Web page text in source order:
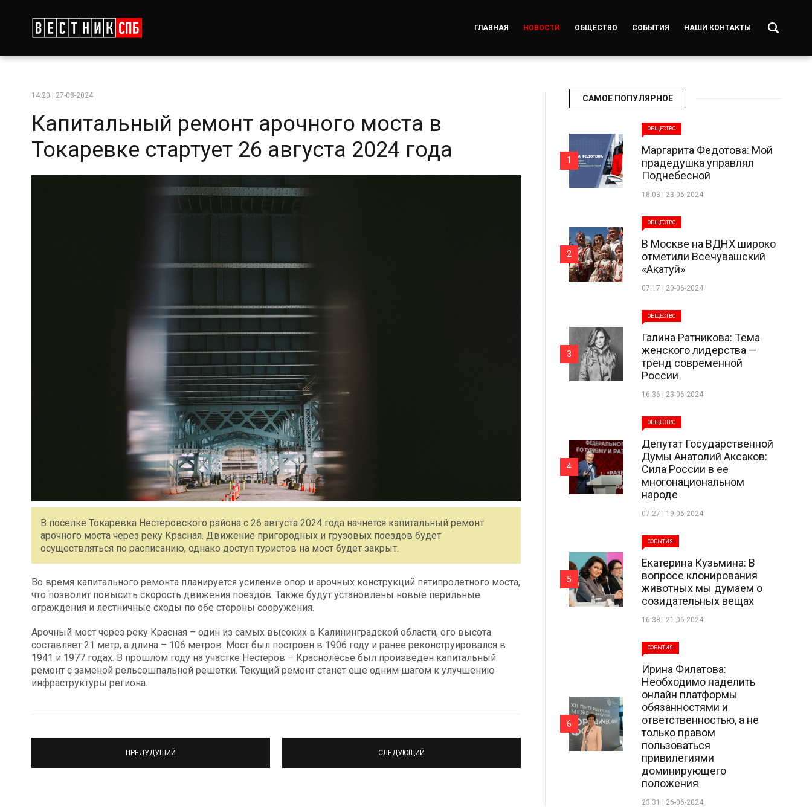
ГЛАВНАЯ НОВОСТИ ОБЩЕСТВО СОБЫТИЯ НАШИ КОНТАКТЫ
14:20 | 27-08-2024
Капитальный ремонт арочного моста в
Токаревке стартует 26 августа 2024 года
В поселке Токаревка Нестеровского района с 26 августа 2024 года начнется капитальный ремонт
арочного моста через реку Красная. Движение пригородных и грузовых поездов будет
осуществляться по расписанию, однако доступ туристов на мост будет закрыт.
Во время капитального ремонта планируется усиление опор и арочных конструкций пятипролетного моста,
что позволит повысить скорость движения поездов. Также будут установлены новые перильные
ограждения и лестничные сходы по обе стороны сооружения.
Арочный мост через реку Красная – один из самых высоких в Калининградской области, его высота
составляет 21 метр, а длина – 106 метров. Мост был построен в 1906 году и ранее реконструировался в
1941 и 1977 годах. В прошлом году на участке Нестеров – Краснолесье был произведен капитальный
ремонт с заменой рельсошпальной решетки. Текущий ремонт станет еще одним шагом к улучшению
инфраструктуры региона.
ПРЕДУДУЩИЙ СЛЕДУЮЩИЙ
САМОЕ ПОПУЛЯРНОЕ
ОБЩЕСТВО
Маргарита Федотова: Мой
прадедушка управлял
Поднебесной
18:03 | 23-06-2024
1
ОБЩЕСТВО
В Москве на ВДНХ широко
отметили Всечувашский
«Акатуй»
07:17 | 20-06-2024
2
ОБЩЕСТВО
Галина Ратникова: Тема
женского лидерства —
тренд современной
России
16:36 | 23-06-2024
3
ОБЩЕСТВО
Депутат Государственной
Думы Анатолий Аксаков:
Сила России в ее
многонациональном
народе
07:27 | 19-06-2024
4
СОБЫТИЯ
Екатерина Кузьмина: В
вопросе клонирования
животных мы думаем о
созидательных вещах
16:38 | 21-06-2024
5
СОБЫТИЯ
Ирина Филатова:
Необходимо наделить
онлайн платформы
обязанностями и
ответственностью, а не
только правом
пользоваться
привилегиями
доминирующего
положения
23:31 | 26-06-2024
6